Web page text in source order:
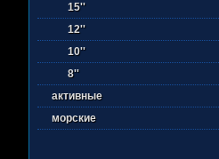
15''
12''
10''
8''
активные
морские